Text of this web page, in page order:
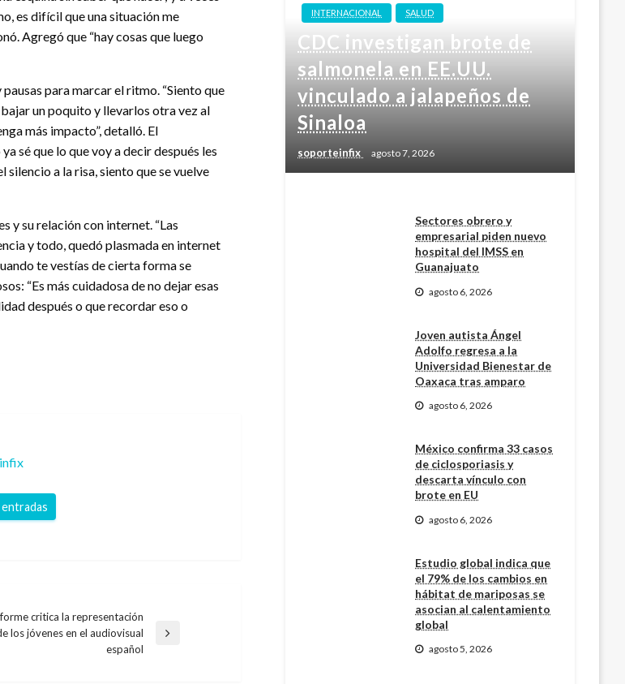
es difícil que una situación me
Agregó que “hay cosas que luego
para marcar el ritmo. “Siento que
un poquito y llevarlos otra vez al
más impacto”, detalló. El
sé que lo que voy a decir después les
silencio a la risa, siento que se vuelve
y su relación con internet. “Las
y todo, quedó plasmada en internet
te vestías de cierta forma se
“Es más cuidadosa de no dejar esas
después o que recordar eso o
critica la representación
los jóvenes en el audiovisual
español
INTERNACIONAL SALUD
CDC investigan brote de
salmonela en EE.UU.
vinculado a jalapeños de
Sinaloa
soporteinfix agosto 7, 2026
Sectores obrero y
empresarial piden nuevo
hospital del IMSS en
Guanajuato
agosto 6, 2026
Joven autista Ángel
Adolfo regresa a la
Universidad Bienestar de
Oaxaca tras amparo
agosto 6, 2026
México confirma 33 casos
de ciclosporiasis y
descarta vínculo con
brote en EU
agosto 6, 2026
Estudio global indica que
el 79% de los cambios en
hábitat de mariposas se
asocian al calentamiento
global
agosto 5, 2026